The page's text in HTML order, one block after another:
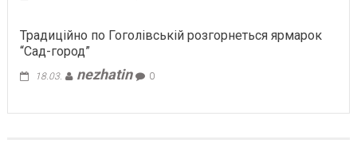
Традиційно по Гоголівській розгорнеться ярмарок
“Сад-город”
18.03. nezhatin 0